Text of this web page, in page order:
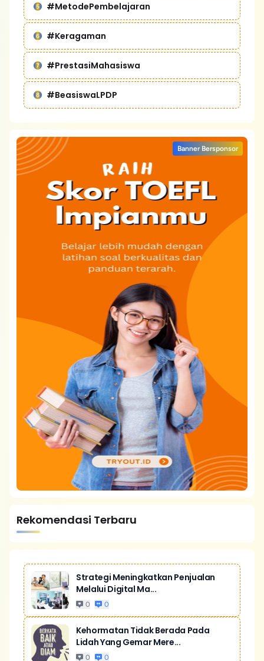
#MetodePembelajaran
#Keragaman
#PrestasiMahasiswa
#BeasiswaLPDP
Banner Bersponsor
Rekomendasi Terbaru
Strategi Meningkatkan Penjualan
Melalui Digital Ma...
0 0
Kehormatan Tidak Berada Pada
Lidah Yang Gemar Mere...
0 0